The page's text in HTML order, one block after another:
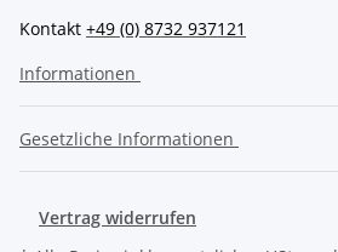
Kontakt +49 (0) 8732 937121
Informationen
Gesetzliche Informationen
Vertrag widerrufen